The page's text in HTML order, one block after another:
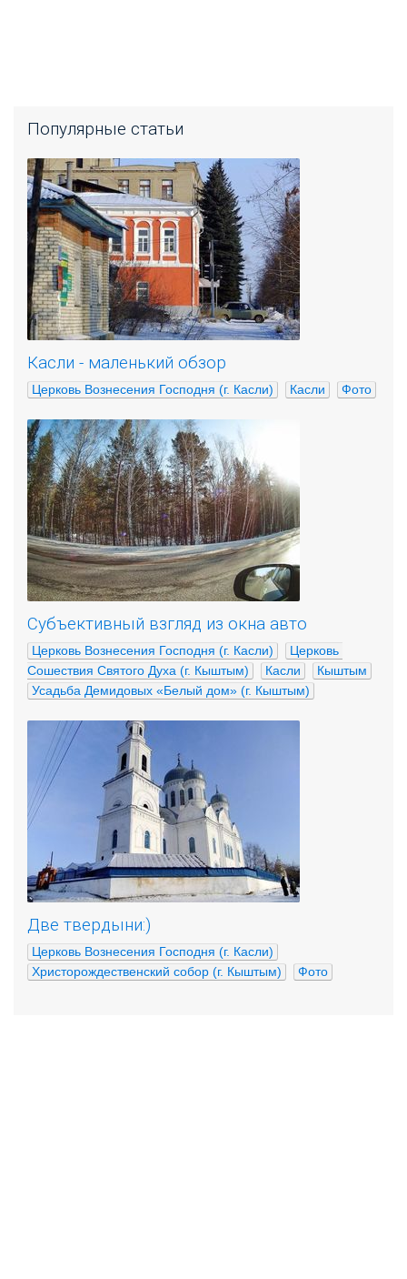
Популярные статьи
Касли - маленький обзор
Церковь Вознесения Господня (г. Касли) Касли Фото
Субъективный взгляд из окна авто
Церковь Вознесения Господня (г. Касли)
Церковь
Сошествия Святого Духа (г. Кыштым)
Касли
Кыштым
Усадьба Демидовых «Белый дом» (г. Кыштым)
Две твердыни:)
Церковь Вознесения Господня (г. Касли)
Христорождественский собор (г. Кыштым)
Фото